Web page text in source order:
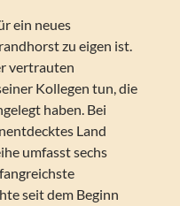
ein neues
zu eigen ist.
vertrauten
Kollegen tun, die
haben. Bei
Land
umfasst sechs
seit dem Beginn